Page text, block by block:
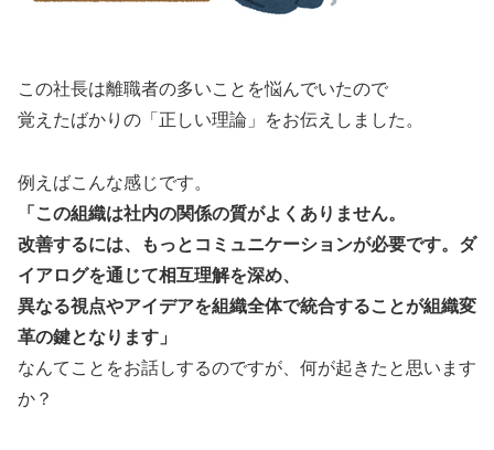
この社長は離職者の多いことを悩んでいたので
覚えたばかりの「正しい理論」をお伝えしました。
例えばこんな感じです。
「この組織は社内の関係の質がよくありません。
改善するには、もっとコミュニケーションが必要です。ダ
イアログを通じて相互理解を深め、
異なる視点やアイデアを組織全体で統合することが組織変
革の鍵となります」
なんてことをお話しするのですが、何が起きたと思います
か？